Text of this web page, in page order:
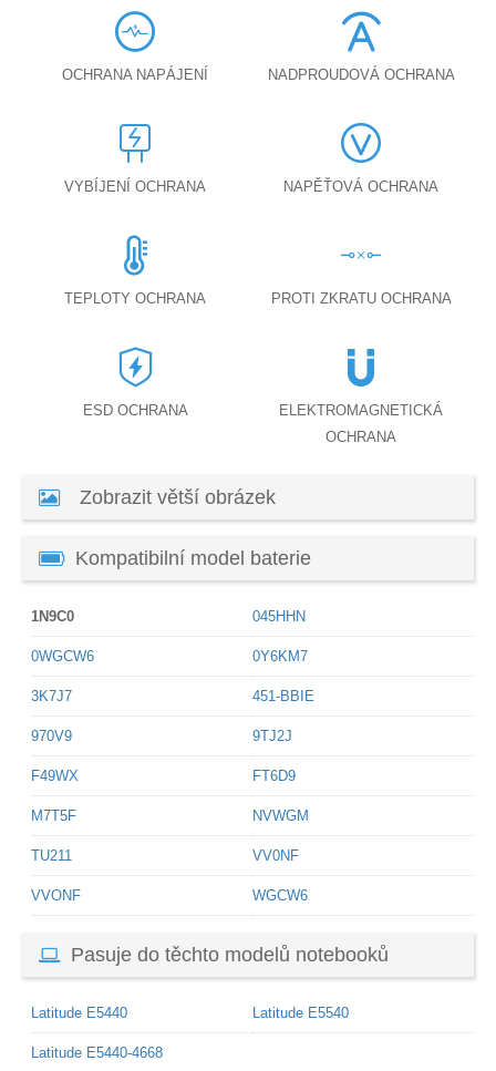
OCHRANA NAPÁJENÍ NADPROUDOVÁ OCHRANA
VYBÍJENÍ OCHRANA NAPĚŤOVÁ OCHRANA
TEPLOTY OCHRANA PROTI ZKRATU OCHRANA
ESD OCHRANA
ELEKTROMAGNETICKÁ
OCHRANA
Zobrazit větší obrázek
Kompatibilní model baterie
1N9C0 045HHN
0WGCW6 0Y6KM7
3K7J7 451-BBIE
970V9 9TJ2J
F49WX FT6D9
M7T5F NVWGM
TU211 VV0NF
VVONF WGCW6
Pasuje do těchto modelů notebooků
Latitude E5440 Latitude E5540
Latitude E5440-4668